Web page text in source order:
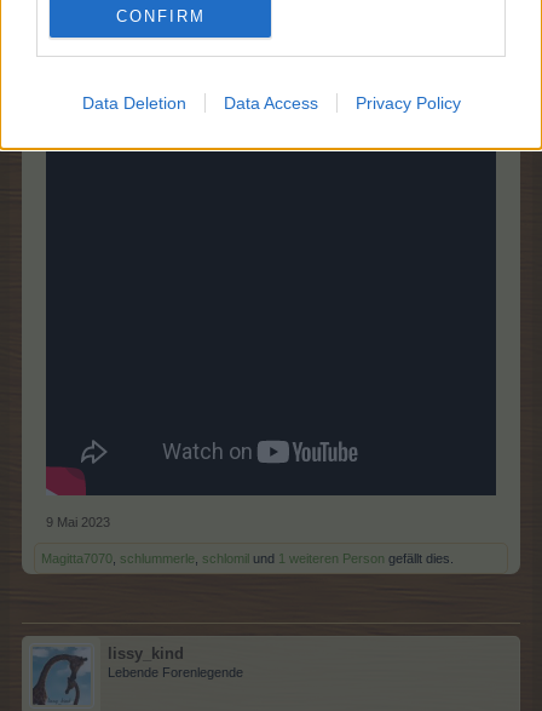
CONFIRM
Data Deletion Data Access Privacy Policy
MariaWiesel
9 Mai 2023
Magitta7070 schlummerle schlomil und 1 weiteren Person gefällt dies.
lissy_kind
Lebende Forenlegende